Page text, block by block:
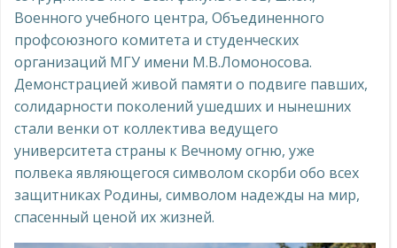
Военного учебного центра, Объединенного
профсоюзного комитета и студенческих
организаций МГУ имени М.В.Ломоносова.
Демонстрацией живой памяти о подвиге павших,
солидарности поколений ушедших и нынешних
стали венки от коллектива ведущего
университета страны к Вечному огню, уже
полвека являющегося символом скорби обо всех
защитниках Родины, символом надежды на мир,
спасенный ценой их жизней.